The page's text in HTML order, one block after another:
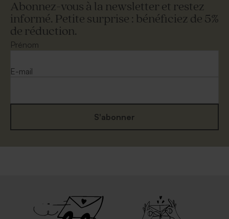
Abonnez-vous à la newsletter et restez
informé. Petite surprise : bénéficiez de 5%
de réduction.
Prénom
E-mail
S'abonner